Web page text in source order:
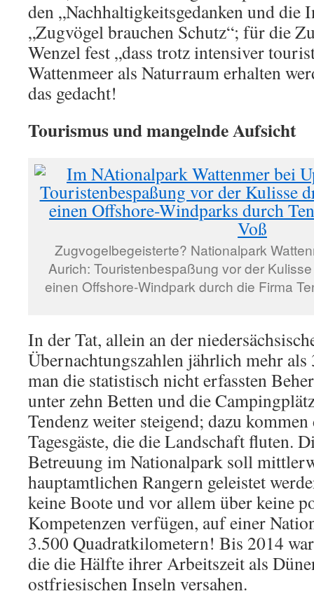
den „Nachhaltigkeitsgedanken und die
„Zugvögel brauchen Schutz“; für die
Wenzel fest „dass trotz intensiver
Wattenmeer als Naturraum erhalten
das gedacht!
Tourismus und mangelnde Aufsicht
Zugvogelbegeisterte? Nationalpark
Aurich: Touristenbespaßung vor der
einen Offshore-Windpark durch die Firma
In der Tat, allein an der
Übernachtungszahlen jährlich mehr
man die statistisch nicht erfassten
unter zehn Betten und die
Tendenz weiter steigend; dazu
Tagesgäste, die die Landschaft fluten.
Betreuung im Nationalpark soll
hauptamtlichen Rangern geleistet
keine Boote und vor allem über keine
Kompetenzen verfügen, auf einer
3.500 Quadratkilometern! Bis 2014
die die Hälfte ihrer Arbeitszeit als
ostfriesischen Inseln versahen.